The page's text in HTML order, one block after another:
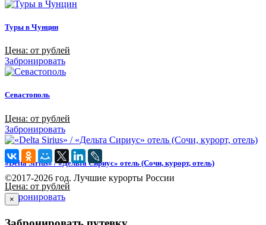
Туры в Чунцин
Цена: от рублей
Забронировать
Севастополь
Цена: от рублей
Забронировать
«Delta Sirius» / «Дельта Сириус» отель (Сочи, курорт, отель)
Цена: от рублей
Забронировать
©2017-2026 год. Лучшие курорты России
×